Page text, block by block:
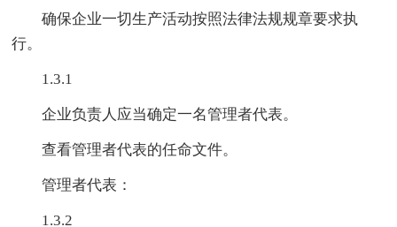
确保企业一切生产活动按照法律法规规章要求执
行。
1.3.1
企业负责人应当确定一名管理者代表。
查看管理者代表的任命文件。
管理者代表：
1.3.2